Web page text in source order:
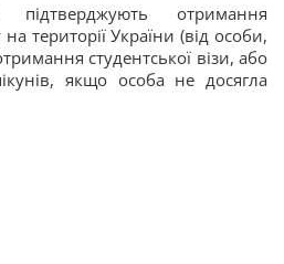
отримання
території України (від особи,
студентської візи, або
якщо особа не досягла